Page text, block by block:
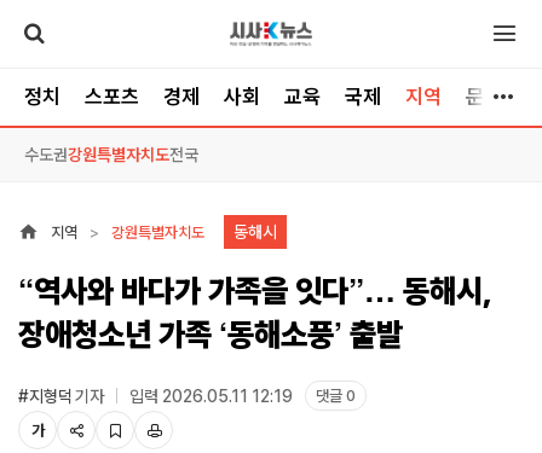
정치 스포츠 경제 사회 교육 국제 지역 문화/스
수도권강원특별자치도전국
지역 강원특별자치도 동해시
“역사와 바다가 가족을 잇다”… 동해시,
장애청소년 가족 ‘동해소풍’ 출발
#지형덕기자 입력 2026.05.11 12:19
댓글 0
가